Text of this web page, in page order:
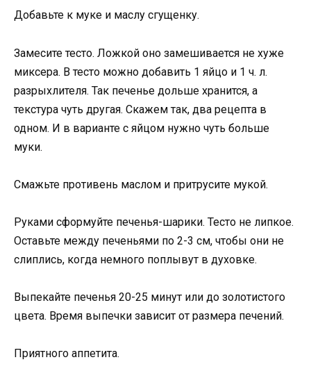
Добавьте к муке и маслу сгущенку.
Замесите тесто. Ложкой оно замешивается не хуже
миксера. В тесто можно добавить 1 яйцо и 1 ч. л.
разрыхлителя. Так печенье дольше хранится, а
текстура чуть другая. Скажем так, два рецепта в
одном. И в варианте с яйцом нужно чуть больше
муки.
Смажьте противень маслом и притрусите мукой.
Руками сформуйте печенья-шарики. Тесто не липкое.
Оставьте между печеньями по 2-3 см, чтобы они не
слиплись, когда немного поплывут в духовке.
Выпекайте печенья 20-25 минут или до золотистого
цвета. Время выпечки зависит от размера печений.
Приятного аппетита.